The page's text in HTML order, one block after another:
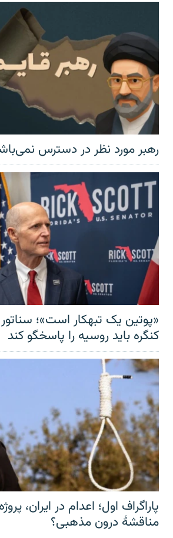
رهبر مورد نظر در دسترس
«پوتین یک تبهکار است»؛
کنگره باید روسیه را پاسخگو کند
پاراگراف اول؛ اعدام در ایران،
مناقشهٔ درون مذهبی؟